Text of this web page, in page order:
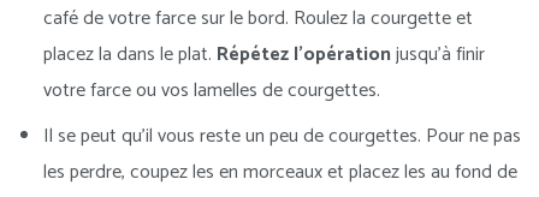
café de votre farce sur le bord. Roulez la courgette et
placez la dans le plat. Répétez l’opérationjusqu’à finir
votre farce ou vos lamelles de courgettes.
Il se peut qu’il vous reste un peu de courgettes. Pour ne pas
les perdre, coupez les en morceaux et placez les au fond de